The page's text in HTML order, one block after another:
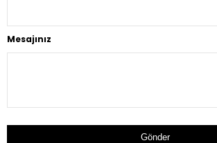
Mesajınız
Gönder